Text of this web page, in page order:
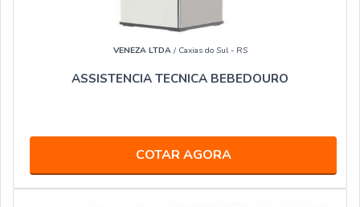
VENEZA LTDA/ Caxias do Sul - RS
ASSISTENCIA TECNICA BEBEDOURO
COTAR AGORA